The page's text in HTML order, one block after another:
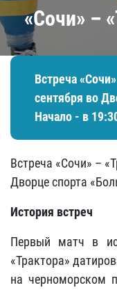
«Сочи» –
Встреча
сентября во
Начало - в
Встреча «Сочи» –
Дворце спорта
История встреч
Первый матч в
«Трактора»
на черноморском